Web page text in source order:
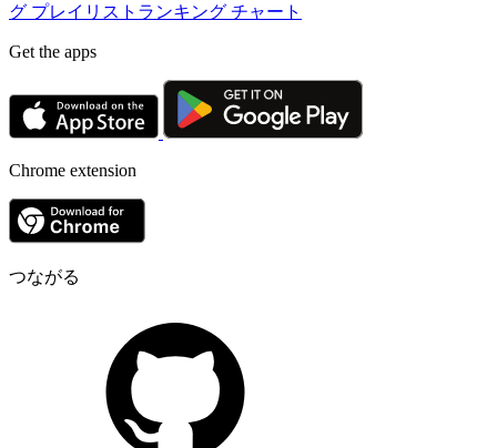
グ プレイリストランキング チャート
Get the apps
Chrome extension
つながる